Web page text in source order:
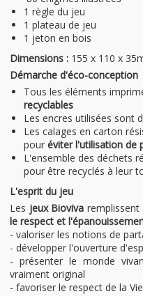
1 règle du jeu
1 plateau de jeu
1 jeton en bois
Dimensions : 155 x 110 x
Démarche d'éco-conception
Tous les éléments
recyclables
Les encres utilisées sont
Les calages en carton
pour éviter l'utilisation de
L'ensemble des déchets
pour être recyclés à leur
L'esprit du jeu
Les jeux Bioviva
le respect et
- valoriser les notions de
- développer l'ouverture
- présenter le monde
vraiment original
- favoriser le respect de la